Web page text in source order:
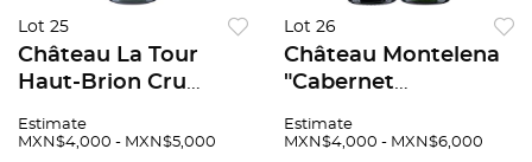
Lot 25
Château La Tour
Haut-Brion Cru
Cosecha: 1982
Estimate
MXN$4,000 - MXN$5,000
Lot 26
Château Montelena
"Cabernet
Château Montelena
Estimate
MXN$4,000 - MXN$6,000